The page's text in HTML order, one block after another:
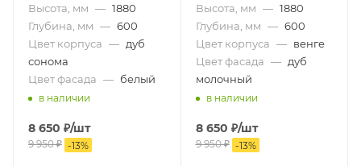
Высота, мм — 1880
Глубина, мм — 600
Цвет корпуса — дуб
сонома
Цвет фасада — белый
в наличии
8 650 ₽/шт
9 950₽ -13%
Высота, мм — 1880
Глубина, мм — 600
Цвет корпуса — венге
Цвет фасада — дуб
молочный
в наличии
8 650 ₽/шт
9 950₽ -13%